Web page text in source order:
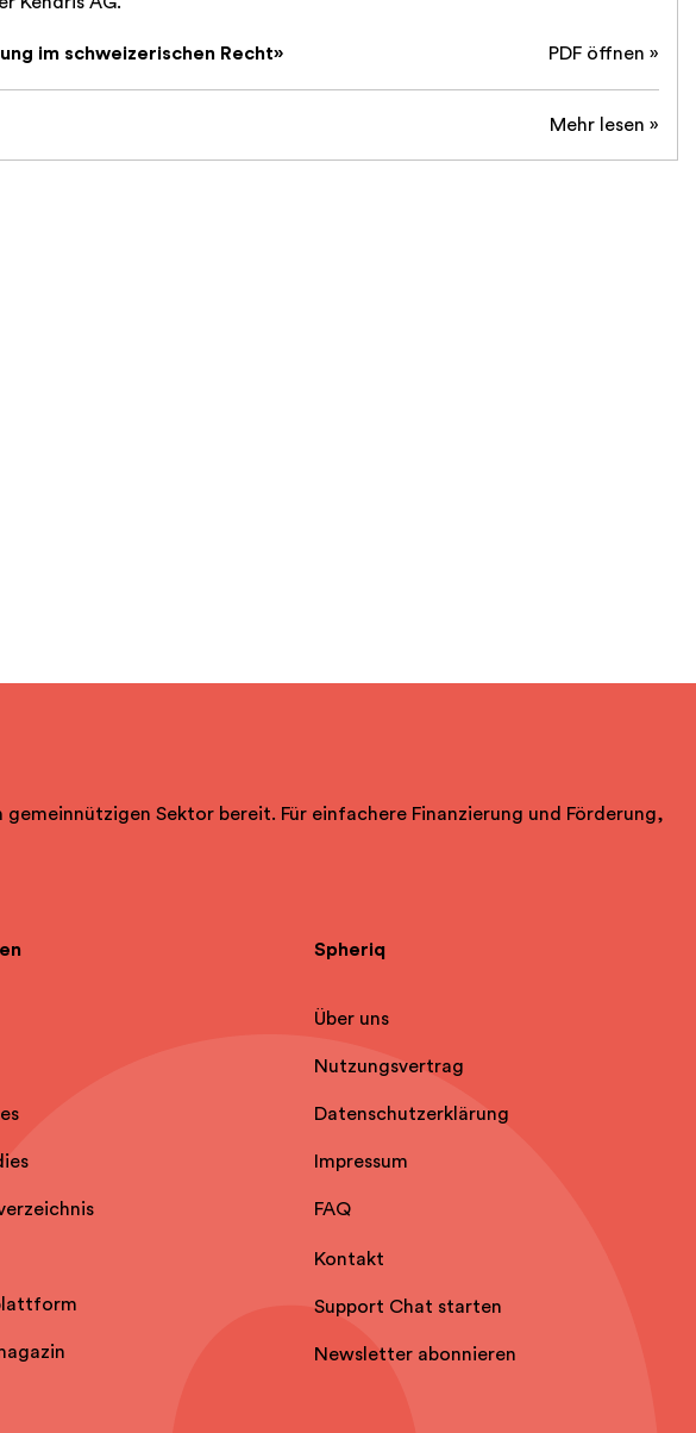
im schweizerischen Recht» PDF öffnen »
Mehr lesen »
Sektor bereit. Für einfachere Finanzierung und Förderung,
s
Spheriq
Über uns
Nutzungsvertrag
Datenschutzerklärung
Impressum
FAQ
Kontakt
Support Chat starten
Newsletter abonnieren